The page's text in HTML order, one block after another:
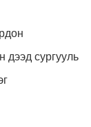
дээд сургууль